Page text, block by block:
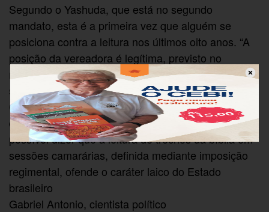
Segundo o Yashuda, que está no segundo
mandato, esta é a primeira vez que alguém se
posiciona contra a leitura nos últimos oito anos. “A
posição da vereadora é legítima, previsto no
regimento. Agora a manifestação dela que causou
surpresa, causou essa repercussão toda”.
Com base, em uma interpretação estritamente
constitucional do princípio da laicidade do Estado, é
possível dizer que a leitura de trechos da bíblia em
sessões camarárias, definida mediante imposição
regimental, ofende o caráter laico do Estado
brasileiro
Gabriel Antonio, cientista político